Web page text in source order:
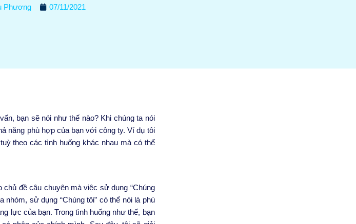
Phương 07/11/2021
bạn sẽ nói như thế nào? Khi chúng ta nói
năng phù hợp của bạnvới công ty. Ví dụ tôi
theo các tình huống khác nhau mà có thể
đề câu chuyện mà việc sử dụng “Chúng
sử dụng “Chúng tôi” có thể nói là phù
lực của bạn. Trong tình huống như thế, bạn